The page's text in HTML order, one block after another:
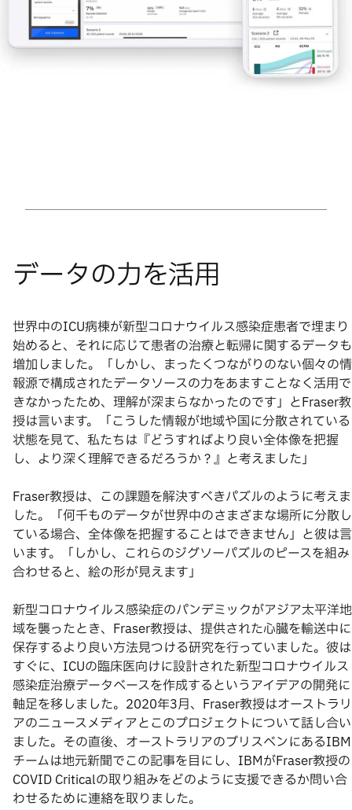
世界中のICU病棟が新型コロナウイルス感染症患者で埋まり
始めると、それに応じて患者の治療と転帰に関するデータも
増加しました。「しかし、まったくつながりのない個々の情
報源で構成されたデータソースの力をあますことなく活用で
きなかったため、理解が深まらなかったのです」とFraser教
授は言います。「こうした情報が地域や国に分散されている
状態を見て、私たちは『どうすればより良い全体像を把握
し、より深く理解できるだろうか？』と考えました」
Fraser教授は、この課題を解決すべきパズルのように考えま
した。「何千ものデータが世界中のさまざまな場所に分散し
ている場合、全体像を把握することはできません」と彼は言
います。「しかし、これらのジグソーパズルのピースを組み
合わせると、絵の形が見えます」
新型コロナウイルス感染症のパンデミックがアジア太平洋地
域を襲ったとき、Fraser教授は、提供された心臓を輸送中に
保存するより良い方法見つける研究を行っていました。彼は
すぐに、ICUの臨床医向けに設計された新型コロナウイルス
感染症治療データベースを作成するというアイデアの開発に
軸足を移しました。2020年3月、Fraser教授はオーストラリ
アのニュースメディアとこのプロジェクトについて話し合い
ました。その直後、オーストラリアのブリスベンにあるIBM
チームは地元新聞でこの記事を目にし、IBMがFraser教授の
COVID Criticalの取り組みをどのように支援できるか問い合
わせるために連絡を取りました。